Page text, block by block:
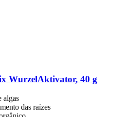
WurzelAktivator, 40 g
algas
das raízes